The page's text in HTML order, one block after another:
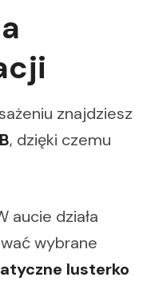
znajdziesz
, dzięki czemu
aucie działa
wybrane
lusterko